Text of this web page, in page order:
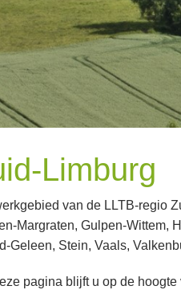
Limburg
van de LLTB-regio
Margraten, Gulpen-Wittem,
Geleen, Stein, Vaals,
pagina blijft u op de